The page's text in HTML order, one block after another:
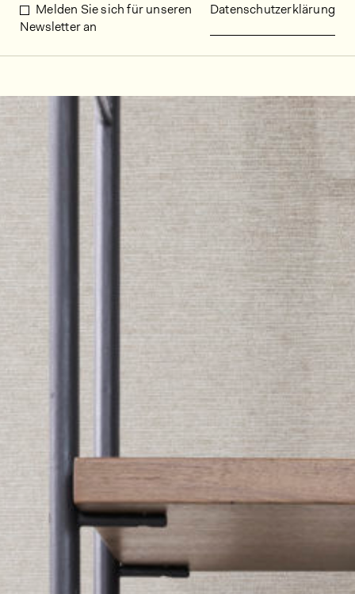
Melden Sie sich für unseren
Newsletter an
Datenschutzerklärung